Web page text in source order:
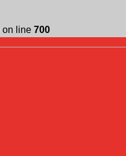
on line 700